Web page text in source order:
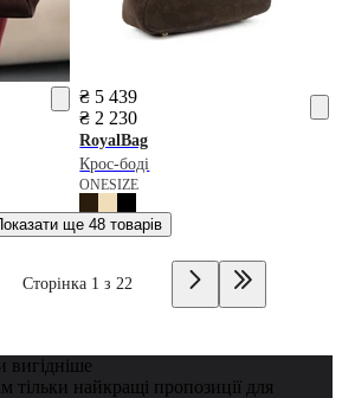
₴ 5 439
₴ 2 230
RoyalBag
Крос-боді
ONESIZE
ще 48 товарів
Сторінка 1 з 22
вигідніше
найкращі пропозиції для